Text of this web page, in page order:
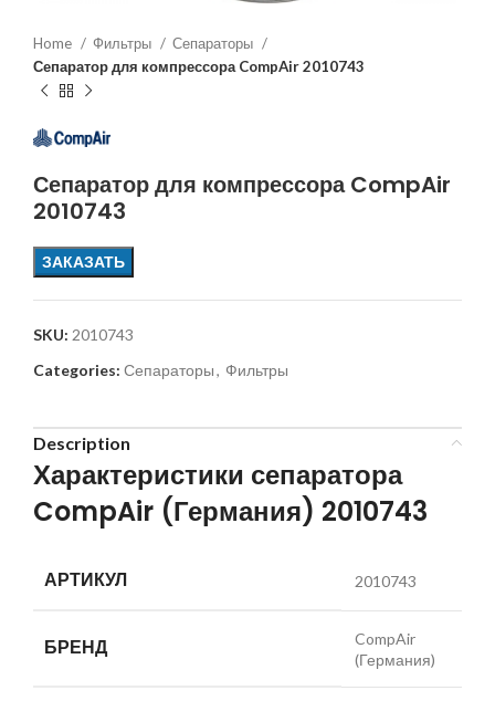
Home Фильтры
Сепараторы
Сепаратор для компрессора CompAir 2010743
Сепаратор для компрессора CompAir
2010743
ЗАКАЗАТЬ
SKU: 2010743
Categories: Сепараторы, Фильтры
Description
Характеристики сепаратора
CompAir (Германия) 2010743
АРТИКУЛ 2010743
БРЕНД
CompAir
(Германия)